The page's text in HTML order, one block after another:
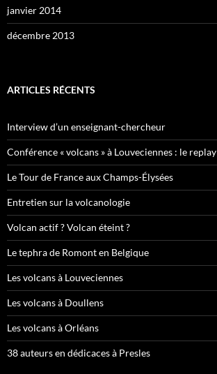
janvier 2014
décembre 2013
ARTICLES RÉCENTS
Interview d’un enseignant-chercheur
Conférence « volcans » à Louveciennes : le replay
Le Tour de France aux Champs-Élysées
Entretien sur la volcanologie
Volcan actif ? Volcan éteint ?
Le tephra de Romont en Belgique
Les volcans à Louveciennes
Les volcans à Doullens
Les volcans à Orléans
38 auteurs en dédicaces à Presles